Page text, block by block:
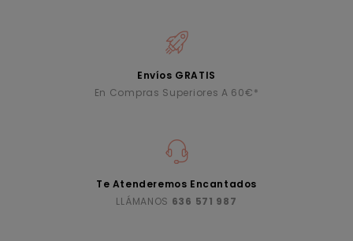
Envíos GRATIS
En Compras Superiores A 60€*
Te Atenderemos Encantados
LLÁMANOS 636 571 987